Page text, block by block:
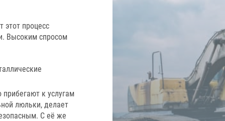
этот процесс
Высоким спросом
к услугам
люльки, делает
С её же